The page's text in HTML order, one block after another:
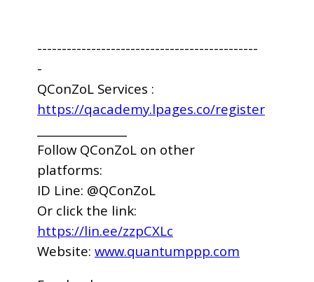
---------------------------------------------
-
QConZoL Services :
https://qacademy.lpages.co/register
Follow QConZoL on other
platforms:
ID Line: @QConZoL
Or click the link:
https://lin.ee/zzpCXLc
Website: www.quantumppp.com